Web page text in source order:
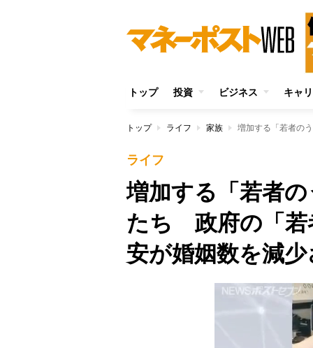
トップ 投資 ビジネス キャ
トップ ライフ 家族
ライフ
増加する「若者
たち 政府の「若
安が婚姻数を減